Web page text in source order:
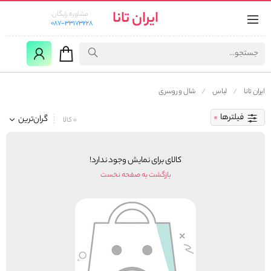
ایران تانا
مشاوره رایگان:
087-33173228
ایران تانا لباس شال و روسری
فیلترها گران‌ترین 0 کالا
کالای برای نمایش وجود ندارد!
بازگشت به صفحه نخست